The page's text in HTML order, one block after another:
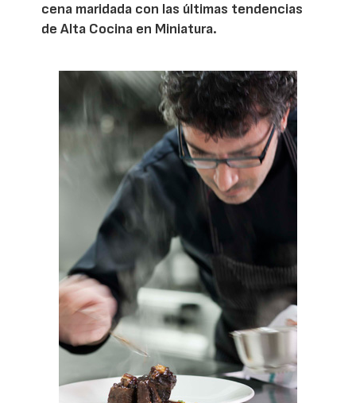
cena maridada con las últimas tendencias
de Alta Cocina en Miniatura.